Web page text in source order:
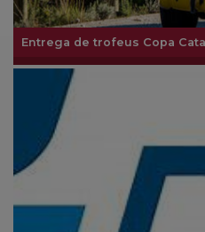
Entrega de trofeus Copa